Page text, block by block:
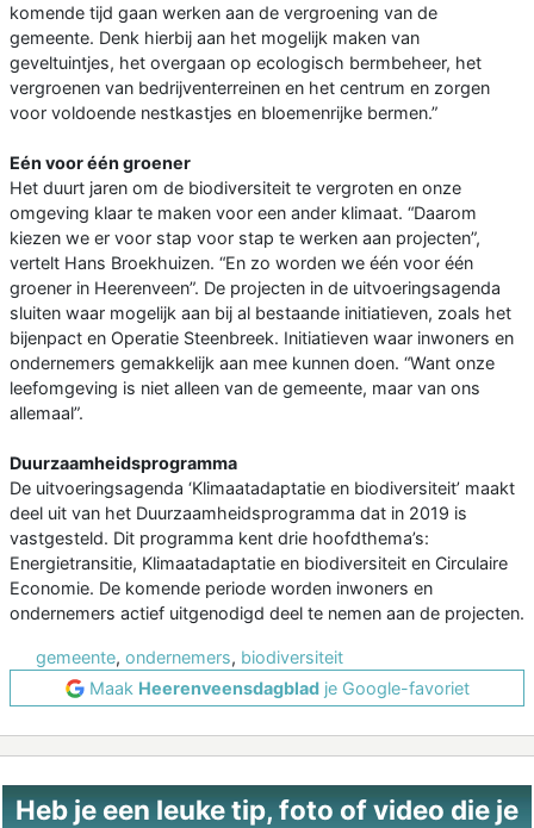
komende tijd gaan werken aan de vergroening van de
gemeente. Denk hierbij aan het mogelijk maken van
geveltuintjes, het overgaan op ecologisch bermbeheer, het
vergroenen van bedrijventerreinen en het centrum en zorgen
voor voldoende nestkastjes en bloemenrijke bermen.”
Eén voor één groener
Het duurt jaren om de biodiversiteit te vergroten en onze
omgeving klaar te maken voor een ander klimaat. “Daarom
kiezen we er voor stap voor stap te werken aan projecten”,
vertelt Hans Broekhuizen. “En zo worden we één voor één
groener in Heerenveen”. De projecten in de uitvoeringsagenda
sluiten waar mogelijk aan bij al bestaande initiatieven, zoals het
bijenpact en Operatie Steenbreek. Initiatieven waar inwoners en
ondernemers gemakkelijk aan mee kunnen doen. “Want onze
leefomgeving is niet alleen van de gemeente, maar van ons
allemaal”.
Duurzaamheidsprogramma
De uitvoeringsagenda ‘Klimaatadaptatie en biodiversiteit’ maakt
deel uit van het Duurzaamheidsprogramma dat in 2019 is
vastgesteld. Dit programma kent drie hoofdthema’s:
Energietransitie, Klimaatadaptatie en biodiversiteit en Circulaire
Economie. De komende periode worden inwoners en
ondernemers actief uitgenodigd deel te nemen aan de projecten.
gemeente, ondernemers, biodiversiteit
Maak Heerenveensdagbladje Google-favoriet
Heb je een leuke tip, foto of video die je